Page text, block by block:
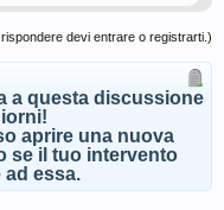
devi entrare o registrarti.)
a questa discussione
aprire una nuova
se il tuo intervento
ad essa.